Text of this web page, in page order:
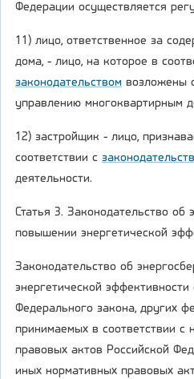
Федерации осуществляется
11) лицо, ответственное за
дома, - лицо, на которое в
законодательством возложены
управлению многоквартирным
12) застройщик - лицо,
соответствии с
деятельности.
Статья 3. Законодательство об
повышении энергетической
Законодательство об
энергетической
Федерального закона, других
принимаемых в соответствии с
правовых актов Российской
иных нормативных правовых